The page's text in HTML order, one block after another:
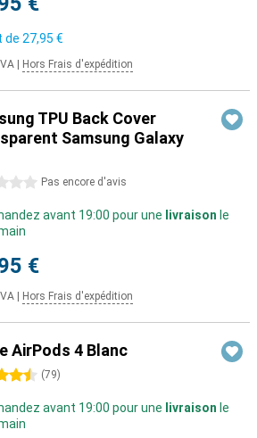
de 27,95 €
Hors Frais d'expédition
TPU Back Cover
Samsung Galaxy
Pas encore d'avis
avant 19:00 pour une livraison le
€
Hors Frais d'expédition
AirPods 4 Blanc
(79)
avant 19:00 pour une livraison le